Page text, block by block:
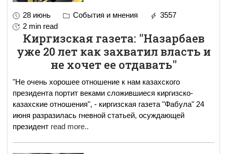
28 июнь События и мнения
3557
2 min read
Киргизская газета: "Назарбаев
уже 20 лет как захватил власть и
не хочет ее отдавать"
"Не очень хорошее отношение к нам казахского
президента портит веками сложившиеся киргизско-
казахские отношения", - киргизская газета "Фабула" 24
июня разразилась гневной статьей, осуждающей
президент read more..